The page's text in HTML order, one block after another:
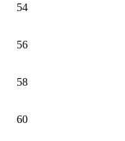
54
56
58
60